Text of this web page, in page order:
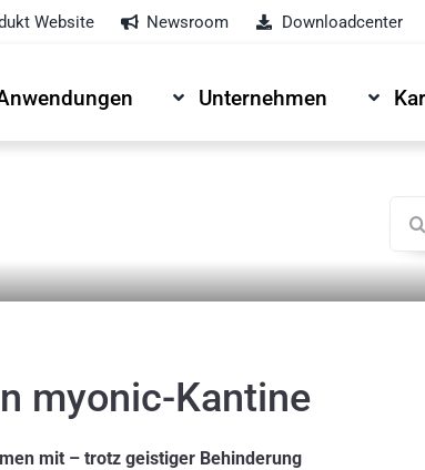
Website Newsroom Downloadcenter
Unternehmen
nach:
myonic-Kantine
mit – trotz geistiger Behinderung